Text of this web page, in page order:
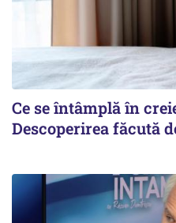
Ce se întâmplă în
Descoperirea făcută